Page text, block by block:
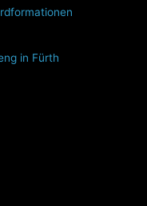
in Fürth